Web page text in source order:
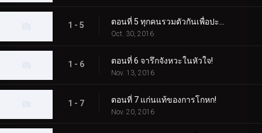
1 - 5 ตอนที่ 5 ทุกคนรวมตัวกันเพื่อปะทะกัน!
Oct. 30, 2016
1 - 6 ตอนที่ 6 จารึกจังหวะในหัวใจ!
Nov. 13, 2016
1 - 7 ตอนที่ 7 แก่นแท้ของการโกหก!
Nov. 20, 2016